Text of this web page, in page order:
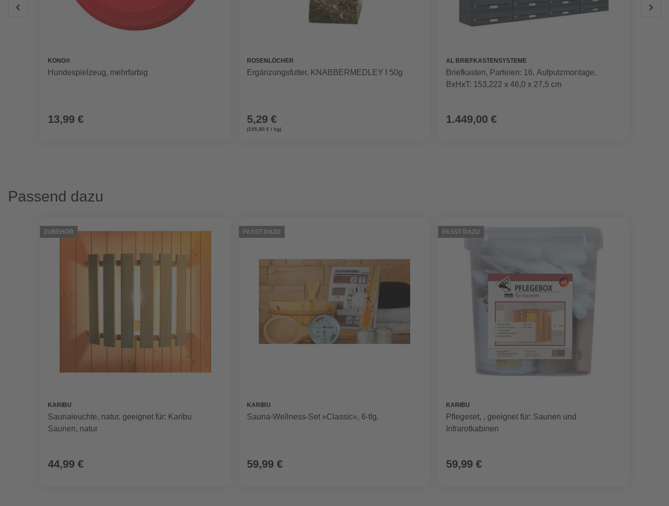
KONG®
Hundespielzeug, mehrfarbig
13,99 €
ROSENLÖCHER
Ergänzungsfutter, KNABBERMEDLEY I 50g
5,29 €
(105,80 € / kg)
AL BRIEFKASTENSYSTEME
Briefkasten, Parteien: 16, Aufputzmontage,
BxHxT: 153,222 x 46,0 x 27,5 cm
1.449,00 €
Passend dazu
ZUBEHÖR
KARIBU
Saunaleuchte, natur, geeignet für: Karibu
Saunen, natur
44,99 €
PASST DAZU
KARIBU
Sauna-Wellness-Set »Classic«, 6-tlg.
59,99 €
PASST DAZU
KARIBU
Pflegeset, , geeignet für: Saunen und
Infrarotkabinen
59,99 €